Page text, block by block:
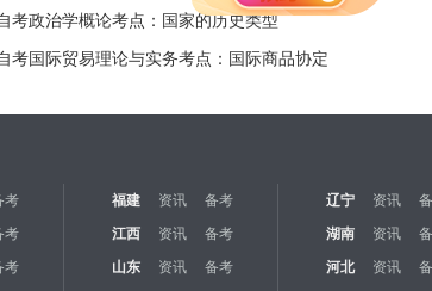
考政治学概论考点：国家的历史类型
考国际贸易理论与实务考点：国际商品协定
考 福建 资讯 备考 辽宁 资讯
考 江西 资讯 备考 湖南 资讯
考 山东 资讯 备考 河北 资讯